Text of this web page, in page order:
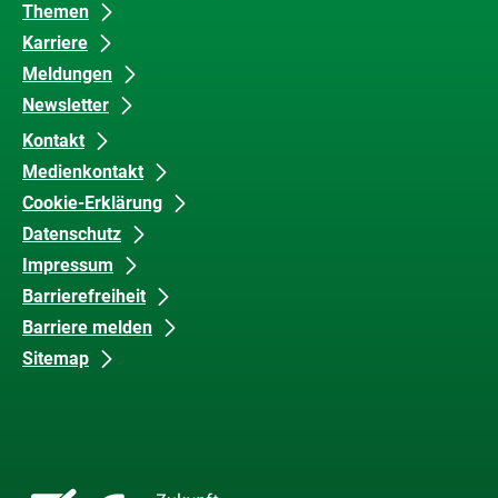
Themen
Karriere
Meldungen
Newsletter
Kontakt
Medienkontakt
Cookie-Erklärung
Datenschutz
Impressum
Barrierefreiheit
Barriere melden
Sitemap